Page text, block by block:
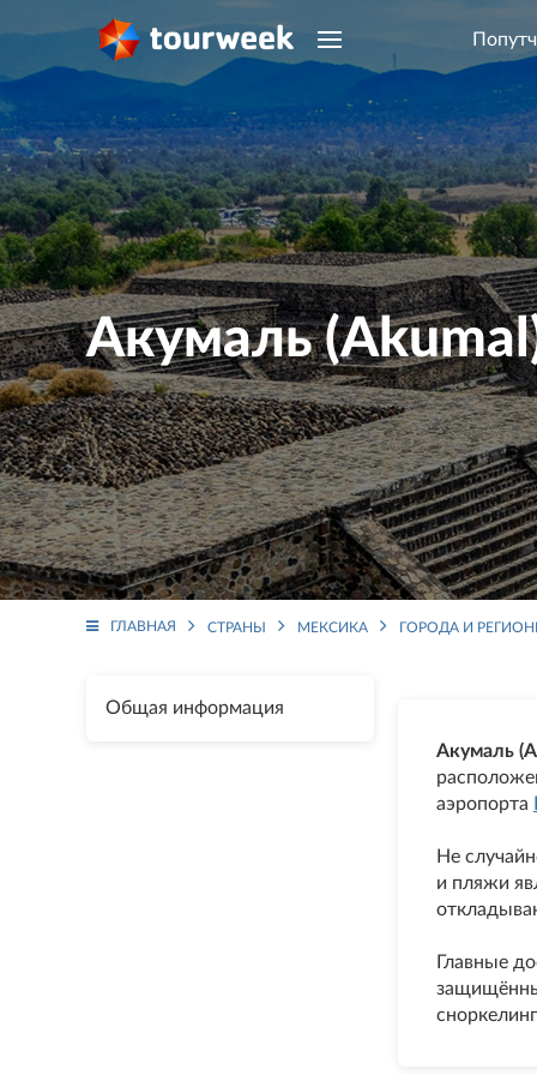
Акумаль
ГЛАВНАЯ СТРАНЫ МЕКСИКА ГОРОДА И
Общая информация
Акумаль
аэропорта
Не
и пляжи
Главные